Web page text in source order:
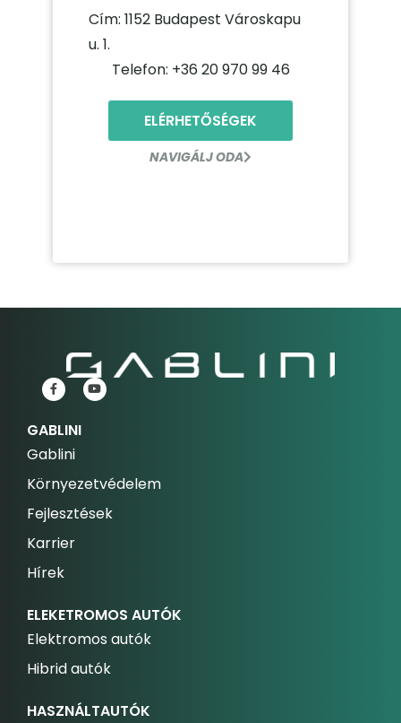
Cím: 1152 Budapest Városkapu
u. 1.
Telefon: +36 20 970 99 46
ELÉRHETŐSÉGEK
NAVIGÁLJ ODA
GABLINI
Gablini
Környezetvédelem
Fejlesztések
Karrier
Hírek
ELEKETROMOS AUTÓK
Elektromos autók
Hibrid autók
HASZNÁLTAUTÓK